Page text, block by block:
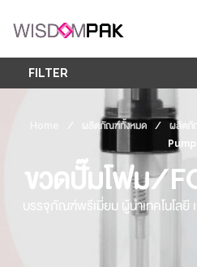
/ ผลิตภัณฑ์ทั้งหมด / ผลิตภั
Pump
ขวดปั๊มโฟม/
บรรจุภัณฑ์พรีเมี่ยม ผู้นำเทคโนโลยี
FILTER